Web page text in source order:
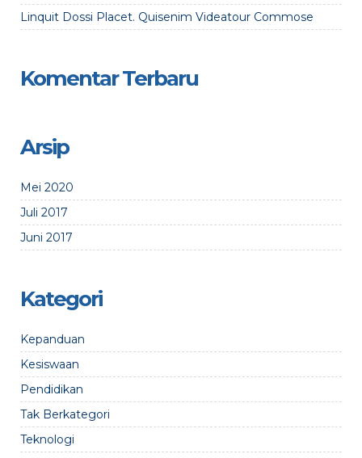
Linquit Dossi Placet. Quisenim Videatour Commose
Komentar Terbaru
Arsip
Mei 2020
Juli 2017
Juni 2017
Kategori
Kepanduan
Kesiswaan
Pendidikan
Tak Berkategori
Teknologi